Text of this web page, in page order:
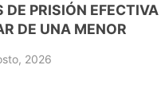
DE PRISIÓN EFECTIVA
DE UNA MENOR
2026